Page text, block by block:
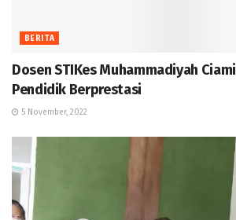
BERITA
Dosen STIKes Muhammadiyah
Pendidik Berprestasi
5 November, 2022